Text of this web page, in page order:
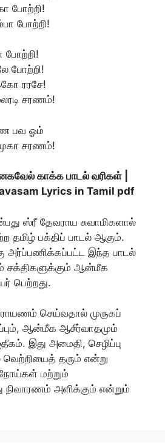
போற்றி!
போற்றி!
போற்றி!
போற்றி!
ரரசே!
சரணம்!
பவ ஓம்
சரணம்!
காக்க பாடல் வரிகள் |
Lyrics in Tamil pdf
ஸ்ரீ தேவராய சுவாமிகளால்
தமிழ் பக்திப் பாடல் ஆகும்.
அர்ப்பணிக்கப்பட்ட இந்த பாடல்
சக்திகளுக்கும் ஆன்மீக
பெற்றது.
செய்வதால் முருகப்
ஆன்மீக ஆசீர்வாதமும்
இது அமைதி, செழிப்பு
தரும் என்று
நோய்கள் மற்றும்
நிவாரணம் அளிக்கும் என்றும்